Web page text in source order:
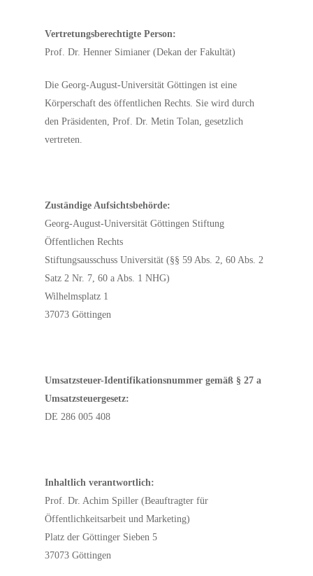
Vertretungsberechtigte Person:
Prof. Dr. Henner Simianer (Dekan der Fakultät)
Die Georg-August-Universität Göttingen ist eine
Körperschaft des öffentlichen Rechts. Sie wird durch
den Präsidenten, Prof. Dr. Metin Tolan, gesetzlich
vertreten.
Zuständige Aufsichtsbehörde:
Georg-August-Universität Göttingen Stiftung
Öffentlichen Rechts
Stiftungsausschuss Universität (§§ 59 Abs. 2, 60 Abs. 2
Satz 2 Nr. 7, 60 a Abs. 1 NHG)
Wilhelmsplatz 1
37073 Göttingen
Umsatzsteuer-Identifikationsnummer gemäß § 27 a
Umsatzsteuergesetz:
DE 286 005 408
Inhaltlich verantwortlich:
Prof. Dr. Achim Spiller (Beauftragter für
Öffentlichkeitsarbeit und Marketing)
Platz der Göttinger Sieben 5
37073 Göttingen